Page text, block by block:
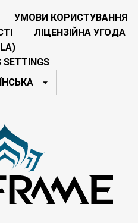
УМОВИ КОРИСТУВАННЯ
ЛІЦЕНЗІЙНА УГОДА
SETTINGS